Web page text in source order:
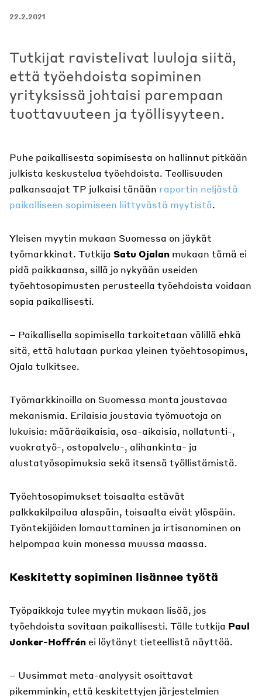
22.2.2021
Tutkijat ravistelivat luuloja siitä,
että työehdoista sopiminen
yrityksissä johtaisi parempaan
tuottavuuteen ja työllisyyteen.
Puhe paikallisesta sopimisesta on hallinnut pitkään
julkista keskustelua työehdoista. Teollisuuden
palkansaajat TP julkaisi tänään raportin neljästä
paikalliseen sopimiseen liittyvästä myytistä.
Yleisen myytin mukaan Suomessa on jäykät
työmarkkinat. Tutkija Satu Ojalan mukaan tämä ei
pidä paikkaansa, sillä jo nykyään useiden
työehtosopimusten perusteella työehdoista voidaan
sopia paikallisesti.
– Paikallisella sopimisella tarkoitetaan välillä ehkä
sitä, että halutaan purkaa yleinen työehtosopimus,
Ojala tulkitsee.
Työmarkkinoilla on Suomessa monta joustavaa
mekanismia. Erilaisia joustavia työmuotoja on
lukuisia: määräaikaisia, osa-aikaisia, nollatunti-,
vuokratyö-, ostopalvelu-, alihankinta- ja
alustatyösopimuksia sekä itsensä työllistämistä.
Työehtosopimukset toisaalta estävät
palkkakilpailua alaspäin, toisaalta eivät ylöspäin.
Työntekijöiden lomauttaminen ja irtisanominen on
helpompaa kuin monessa muussa maassa.
Keskitetty sopiminen lisännee työtä
Työpaikkoja tulee myytin mukaan lisää, jos
työehdoista sovitaan paikallisesti. Tälle tutkija Paul
Jonker-Hoffrén ei löytänyt tieteellistä näyttöä.
– Uusimmat meta-analyysit osoittavat
pikemminkin, että keskitettyjen järjestelmien